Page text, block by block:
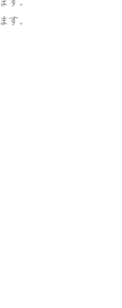
す。